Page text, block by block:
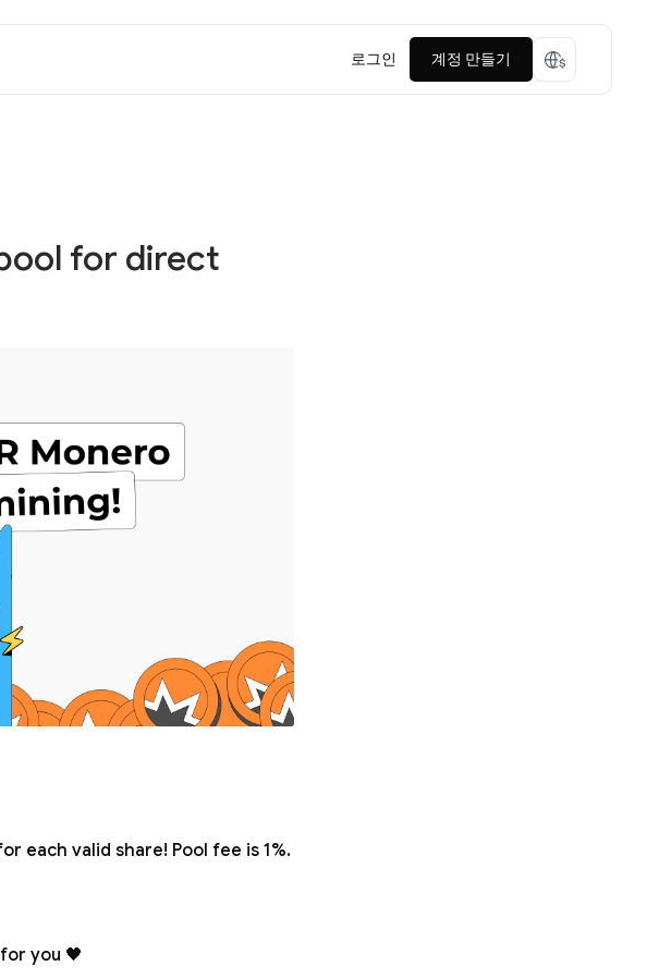
로그인 계정 만들기
for direct
each valid share! Pool fee is 1%.
you 🖤